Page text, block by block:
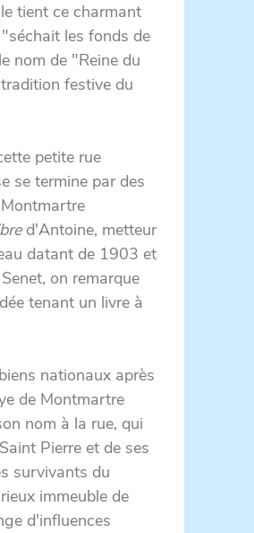
tient ce charmant
les fonds de
nom de "Reine du
festive du
petite rue
se termine par des
d'Antoine, metteur
datant de 1903 et
on remarque
tenant un livre à
nationaux après
de Montmartre
nom à la rue, qui
Pierre et de ses
survivants du
immeuble de
d'influences